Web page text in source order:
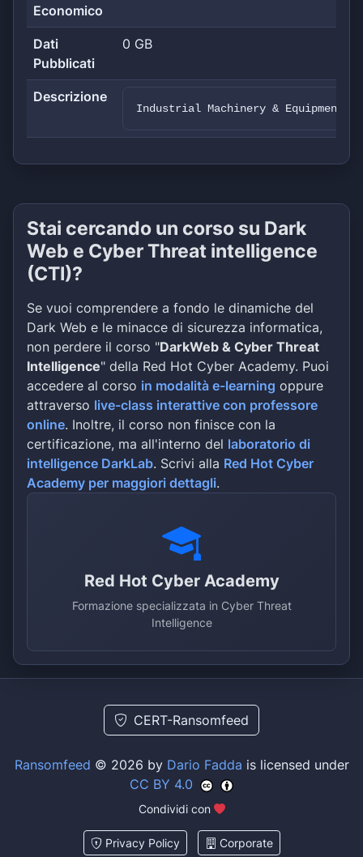
Economico
Dati
Pubblicati
0 GB
Descrizione
Industrial Machinery & Equipment
Stai cercando un corso su Dark
Web e Cyber Threat intelligence
(CTI)?
Se vuoi comprendere a fondo le dinamiche del
Dark Web e le minacce di sicurezza informatica,
non perdere il corso "DarkWeb & Cyber Threat
Intelligence" della Red Hot Cyber Academy. Puoi
accedere al corso in modalità e-learning oppure
attraverso live-class interattive con professore
online. Inoltre, il corso non finisce con la
certificazione, ma all'interno del laboratorio di
intelligence DarkLab. Scrivi alla Red Hot Cyber
Academy per maggiori dettagli.
Red Hot Cyber Academy
Formazione specializzata in Cyber Threat
Intelligence
CERT-Ransomfeed
Ransomfeed © 2026 by Dario Fadda is licensed under
CC BY 4.0
Condividi con
Privacy Policy Corporate